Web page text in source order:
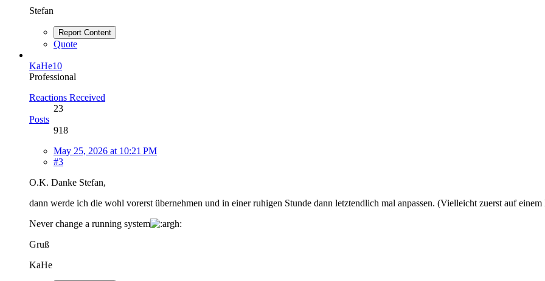
Stefan
Report Content
Quote
KaHe10
Professional
Reactions Received
23
Posts
918
May 25, 2026 at 10:21 PM
#3
O.K. Danke Stefan,
dann werde ich die wohl vorerst übernehmen und in einer ruhigen Stunde dann letztendlich mal anpassen. (Vielleicht zuerst auf
Never change a running system
Gruß
KaHe